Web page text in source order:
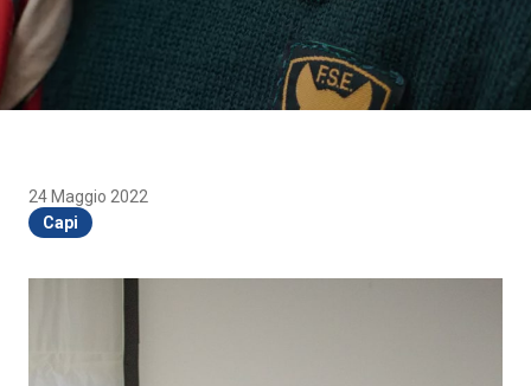
24 Maggio 2022
Capi